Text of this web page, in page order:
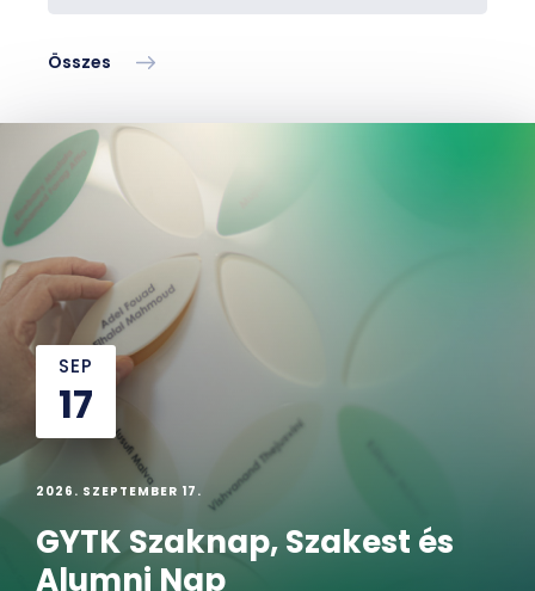
SEP
17
2026. SZEPTEMBER 17.
GYTK Szaknap, Szakest és
Alumni Nap
Összes